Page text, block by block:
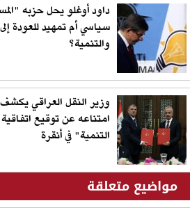
داود أوغلو يحل حزبه
سياسي أم تمهيد للعودة إلى
والتنمية؟
وزير النقل العراقي
امتناعه عن توقيع
التنمية" في أنقرة
مواضيع متعلقة